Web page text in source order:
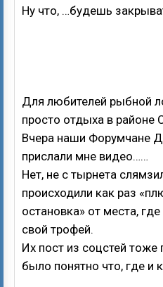
Ну что, …будешь
Для любителей рыбной
просто отдыха в районе
Вчера наши Форумчане
прислали мне видео……
Нет, не с тырнета
происходили как раз
остановка» от места,
свой трофей.
Их пост из соцстей тоже
было понятно что, где и